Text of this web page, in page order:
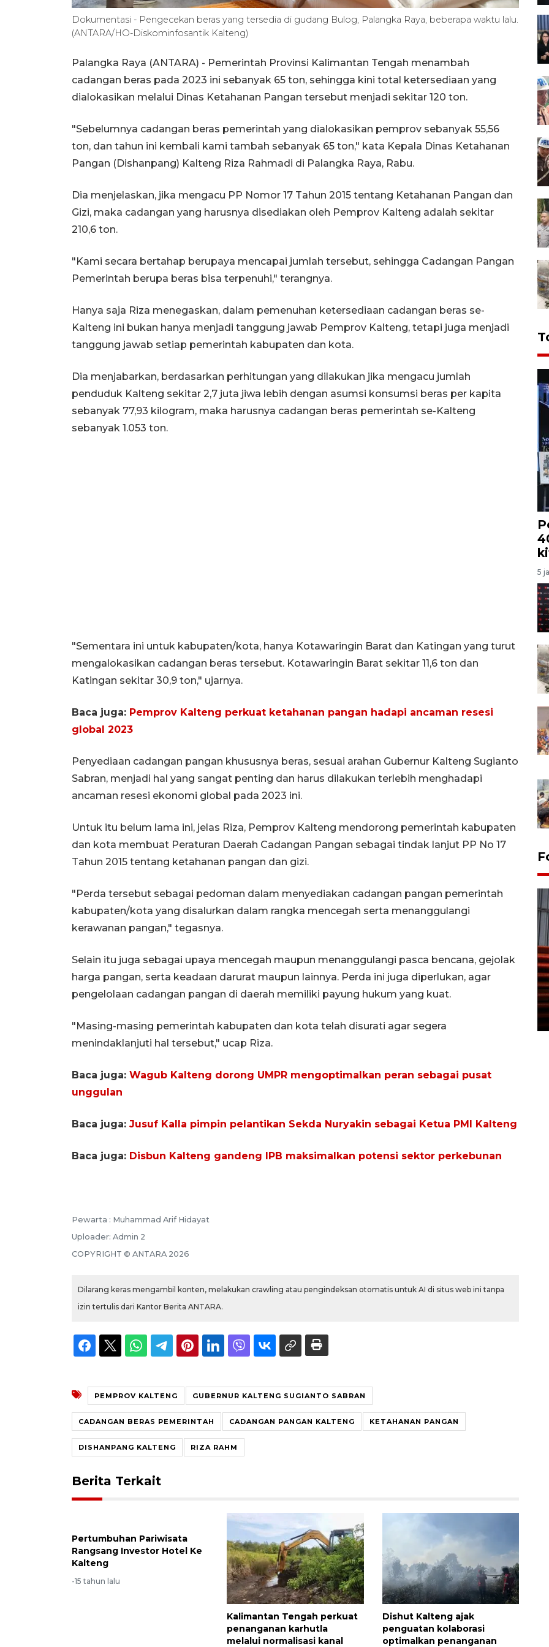
Dokumentasi - Pengecekan beras yang tersedia di gudang Bulog, Palangka Raya, beberapa waktu lalu.
(ANTARA/HO-Diskominfosantik Kalteng)
Palangka Raya (ANTARA) - Pemerintah Provinsi Kalimantan Tengah menambah
cadangan beras pada 2023 ini sebanyak 65 ton, sehingga kini total ketersediaan yang
dialokasikan melalui Dinas Ketahanan Pangan tersebut menjadi sekitar 120 ton.
"Sebelumnya cadangan beras pemerintah yang dialokasikan pemprov sebanyak 55,56
ton, dan tahun ini kembali kami tambah sebanyak 65 ton," kata Kepala Dinas Ketahanan
Pangan (Dishanpang) Kalteng Riza Rahmadi di Palangka Raya, Rabu.
Dia menjelaskan, jika mengacu PP Nomor 17 Tahun 2015 tentang Ketahanan Pangan dan
Gizi, maka cadangan yang harusnya disediakan oleh Pemprov Kalteng adalah sekitar
210,6 ton.
"Kami secara bertahap berupaya mencapai jumlah tersebut, sehingga Cadangan Pangan
Pemerintah berupa beras bisa terpenuhi," terangnya.
Hanya saja Riza menegaskan, dalam pemenuhan ketersediaan cadangan beras se-
Kalteng ini bukan hanya menjadi tanggung jawab Pemprov Kalteng, tetapi juga menjadi
tanggung jawab setiap pemerintah kabupaten dan kota.
Dia menjabarkan, berdasarkan perhitungan yang dilakukan jika mengacu jumlah
penduduk Kalteng sekitar 2,7 juta jiwa lebih dengan asumsi konsumsi beras per kapita
sebanyak 77,93 kilogram, maka harusnya cadangan beras pemerintah se-Kalteng
sebanyak 1.053 ton.
"Sementara ini untuk kabupaten/kota, hanya Kotawaringin Barat dan Katingan yang turut
mengalokasikan cadangan beras tersebut. Kotawaringin Barat sekitar 11,6 ton dan
Katingan sekitar 30,9 ton," ujarnya.
Baca juga: Pemprov Kalteng perkuat ketahanan pangan hadapi ancaman resesi
global 2023
Penyediaan cadangan pangan khususnya beras, sesuai arahan Gubernur Kalteng Sugianto
Sabran, menjadi hal yang sangat penting dan harus dilakukan terlebih menghadapi
ancaman resesi ekonomi global pada 2023 ini.
Untuk itu belum lama ini, jelas Riza, Pemprov Kalteng mendorong pemerintah kabupaten
dan kota membuat Peraturan Daerah Cadangan Pangan sebagai tindak lanjut PP No 17
Tahun 2015 tentang ketahanan pangan dan gizi.
"Perda tersebut sebagai pedoman dalam menyediakan cadangan pangan pemerintah
kabupaten/kota yang disalurkan dalam rangka mencegah serta menanggulangi
kerawanan pangan," tegasnya.
Selain itu juga sebagai upaya mencegah maupun menanggulangi pasca bencana, gejolak
harga pangan, serta keadaan darurat maupun lainnya. Perda ini juga diperlukan, agar
pengelolaan cadangan pangan di daerah memiliki payung hukum yang kuat.
"Masing-masing pemerintah kabupaten dan kota telah disurati agar segera
menindaklanjuti hal tersebut," ucap Riza.
Baca juga: Wagub Kalteng dorong UMPR mengoptimalkan peran sebagai pusat
unggulan
Baca juga: Jusuf Kalla pimpin pelantikan Sekda Nuryakin sebagai Ketua PMI Kalteng
Baca juga: Disbun Kalteng gandeng IPB maksimalkan potensi sektor perkebunan
Pewarta : Muhammad Arif Hidayat
Uploader: Admin 2
COPYRIGHT © ANTARA 2026
Dilarang keras mengambil konten, melakukan crawling atau pengindeksan otomatis untuk AI di situs web ini tanpa
izin tertulis dari Kantor Berita ANTARA.
PEMPROV KALTENG GUBERNUR KALTENG SUGIANTO SABRAN
CADANGAN BERAS PEMERINTAH CADANGAN PANGAN KALTENG KETAHANAN PANGAN
DISHANPANG KALTENG RIZA RAHM
Berita Terkait
Pertumbuhan Pariwisata
Rangsang Investor Hotel Ke
Kalteng
-15 tahun lalu
Kalimantan Tengah perkuat
penanganan karhutla
melalui normalisasi kanal
Dishut Kalteng ajak
penguatan kolaborasi
optimalkan penanganan
5
Prediksi puncak musim
kemarau di Kalimantan
Tengah